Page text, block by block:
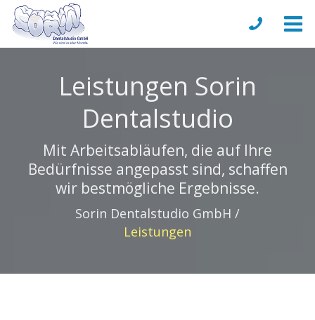
Leistungen Sorin
Dentalstudio
Mit Arbeitsabläufen, die auf Ihre
Bedürfnisse angepasst sind, schaffen
wir bestmögliche Ergebnisse.
Sorin Dentalstudio GmbH
Leistungen